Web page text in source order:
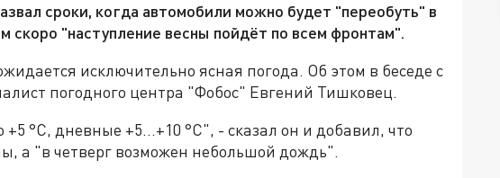
сроки, когда автомобили можно будет "переобуть" в
скоро "наступление весны пойдёт по всем фронтам".
исключительно ясная погода. Об этом в беседе с
погодного центра "Фобос" Евгений Тишковец.
°С, дневные +5…+10 °С", - сказал он и добавил, что
а "в четверг возможен небольшой дождь".